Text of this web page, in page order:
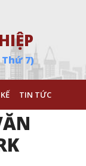
Thứ 7)
TIN TỨC